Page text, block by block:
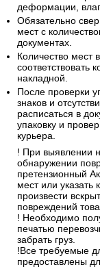
деформации,
Обязательно
мест с
документах.
Количество мест
соответствовать
накладной.
После проверки
знаков и
расписаться в
упаковку и
курьера.
! При выявлении
обнаружении
претензионный
мест или указать
произвести
повреждений
! Необходимо
печатью
забрать груз.
!Все требуемые
предоставлены